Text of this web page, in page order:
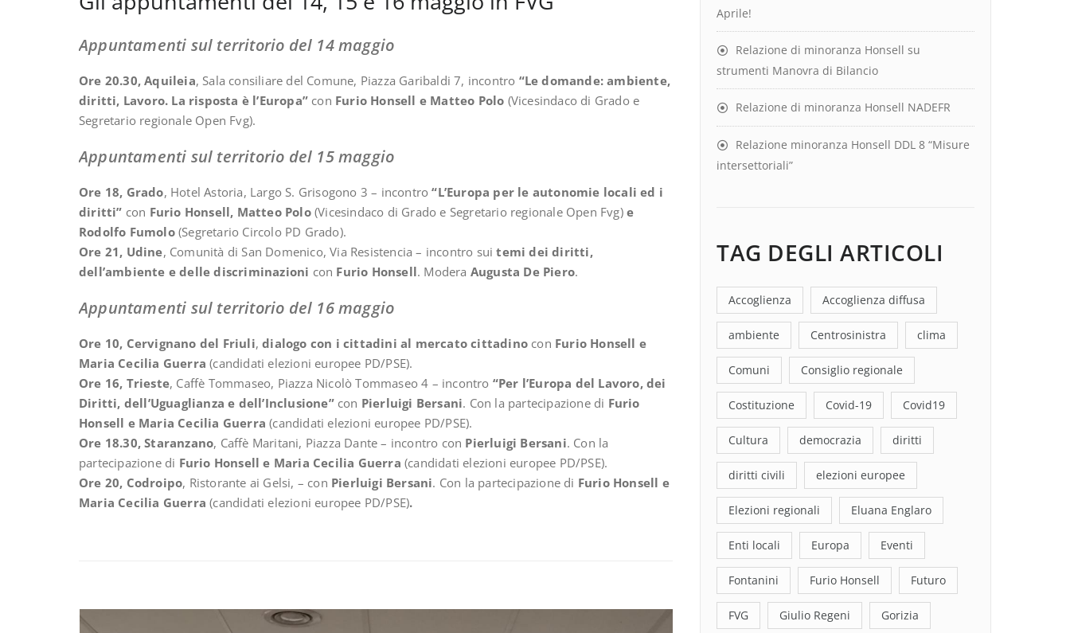
Appuntamenti sul territorio del 14 maggio
Ore 20.30, Aquileia, Sala consiliare del Comune, Piazza Garibaldi 7, incontro “Le domande: ambiente,
diritti, Lavoro. La risposta è l’Europa” con Furio Honsell e Matteo Polo (Vicesindaco di Grado e
Segretario regionale Open Fvg).
Appuntamenti sul territorio del 15 maggio
Ore 18, Grado, Hotel Astoria, Largo S. Grisogono 3 – incontro“L’Europa per le autonomie locali ed i
diritti” con Furio Honsell, Matteo Polo(Vicesindaco di Grado e Segretario regionale Open Fvg)e
Rodolfo Fumolo(Segretario Circolo PD Grado).
Ore 21, Udine, Comunità di San Domenico, Via Resistencia – incontro suitemi dei diritti,
dell’ambiente e delle discriminazioni con Furio Honsell. Modera Augusta De Piero.
Appuntamenti sul territorio del 16 maggio
Ore 10, Cervignano del Friuli,dialogo con i cittadini al mercato cittadino con Furio Honsell e
Maria Cecilia Guerra (candidati elezioni europee PD/PSE).
Ore 16, Trieste, Caffè Tommaseo, Piazza Nicolò Tommaseo 4 – incontro “Per l’Europa del Lavoro, dei
Diritti, dell’Uguaglianza e dell’Inclusione”con Pierluigi Bersani. Con la partecipazione di Furio
Honsell e Maria Cecilia Guerra (candidati elezioni europee PD/PSE).
Ore 18.30, Staranzano, Caffè Maritani, Piazza Dante – incontro con Pierluigi Bersani. Con la
partecipazione di Furio Honsell e Maria Cecilia Guerra (candidati elezioni europee PD/PSE).
Ore 20, Codroipo, Ristorante ai Gelsi, – con Pierluigi Bersani. Con la partecipazione di Furio Honsell e
Maria Cecilia Guerra (candidati elezioni europee PD/PSE).
Aprile!
Relazione di minoranza Honsell su
strumenti Manovra di Bilancio
Relazione di minoranza Honsell NADEFR
Relazione minoranza Honsell DDL 8 “Misure
intersettoriali”
TAG DEGLI ARTICOLI
Accoglienza Accoglienza diffusa
ambiente Centrosinistra clima
Comuni Consiglio regionale
Costituzione Covid-19 Covid19
Cultura democrazia diritti
diritti civili elezioni europee
Elezioni regionali Eluana Englaro
Enti locali Europa Eventi
Fontanini Furio Honsell Futuro
FVG Giulio Regeni Gorizia